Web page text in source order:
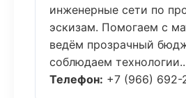
инженерные сети по
эскизам. Помогаем с
ведём прозрачный
соблюдаем
Телефон: +7 (966) 692-